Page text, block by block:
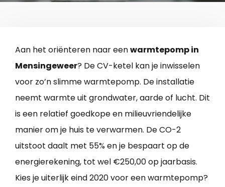
Aan het oriënteren naar eenwarmtepomp in
Mensingeweer? De CV-ketel kan je inwisselen
voor zo’n slimme warmtepomp. De installatie
neemt warmte uit grondwater, aarde of lucht. Dit
is een relatief goedkope en milieuvriendelijke
manier om je huis te verwarmen. De CO-2
uitstoot daalt met 55% en je bespaart op de
energierekening, tot wel €250,00 op jaarbasis.
Kies je uiterlijk eind 2020 voor een warmtepomp?